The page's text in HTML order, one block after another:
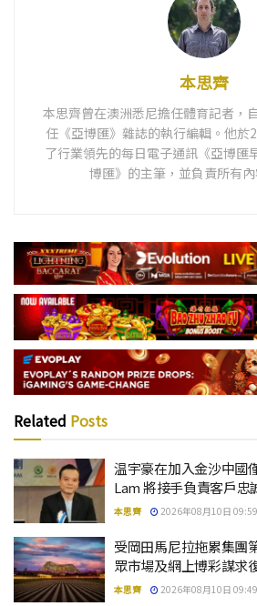
本思齊
本思齊曾在澳洲悉尼擔任體育記者，
任《亞博匯》雜誌的執行編輯。他於
了行業領先的每日電子通訊《亞博匯
博匯》的主筆，並負責所有內
Related Posts
温宇豪在加入金沙中國
Lam 將接手負責客戶忠
本思齊 2026年08月10日 09:59
受岡田馬尼拉拖累集團
眾市場及網上博彩謀求
本思齊 2026年08月10日 09:49